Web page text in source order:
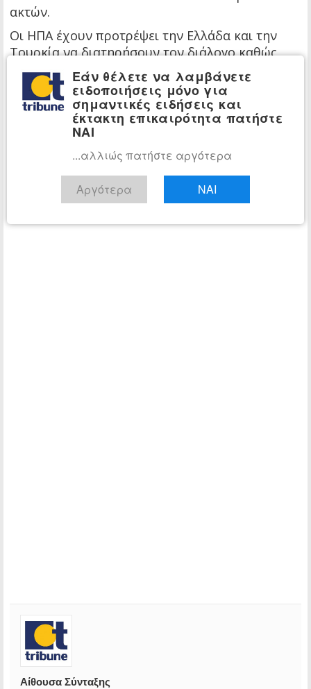
ακτών.
Οι ΗΠΑ έχουν προτρέψει την Ελλάδα και την
Τουρκία να διατηρήσουν τον διάλογο καθώς
αντιμετωπίζουν τις διαφορές τους σχετικά με
την εξερεύνηση πετρελαίου και φυσικού αερίου.
Η Ευρωπαϊκή Ένωση από την άλλη, έχει
προηγουμένως απειλήσει με κυρώσεις κατά της
Τουρκίας για δραστηριότητες γεώτρησης σε
«αμφισβητούμενα ύδατα» μετά από πιέσεις της
Ελλάδας και της Κύπρου.
Αίθουσα Σύνταξης
Εάν θέλετε να λαμβάνετε
ειδοποιήσεις μόνο για
σημαντικές ειδήσεις και
έκτακτη επικαιρότητα πατήστε
ΝΑΙ
...αλλιώς πατήστε αργότερα
Αργότερα ΝΑΙ